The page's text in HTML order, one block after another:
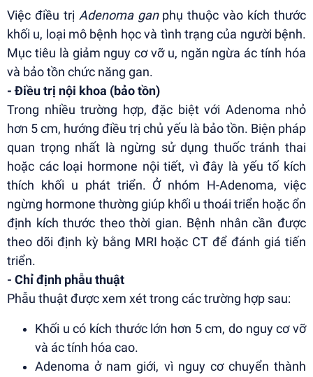
Việc điều trị Adenoma ganphụ thuộc vào kích thước
khối u, loại mô bệnh học và tình trạng của người bệnh.
Mục tiêu là giảm nguy cơ vỡ u, ngăn ngừa ác tính hóa
và bảo tồn chức năng gan.
- Điều trị nội khoa (bảo tồn)
Trong nhiều trường hợp, đặc biệt với Adenoma nhỏ
hơn 5 cm, hướng điều trị chủ yếu là bảo tồn. Biện pháp
quan trọng nhất là ngừng sử dụng thuốc tránh thai
hoặc các loại hormone nội tiết, vì đây là yếu tố kích
thích khối u phát triển. Ở nhóm H-Adenoma, việc
ngừng hormone thường giúp khối u thoái triển hoặc ổn
định kích thước theo thời gian. Bệnh nhân cần được
theo dõi định kỳ bằng MRI hoặc CT để đánh giá tiến
triển.
- Chỉ định phẫu thuật
Phẫu thuật được xem xét trong các trường hợp sau:
Khối u có kích thước lớn hơn 5 cm, do nguy cơ vỡ
và ác tính hóa cao.
Adenoma ở nam giới, vì nguy cơ chuyển thành